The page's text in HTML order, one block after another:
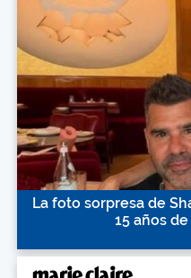
La foto sorpresa de
15 años